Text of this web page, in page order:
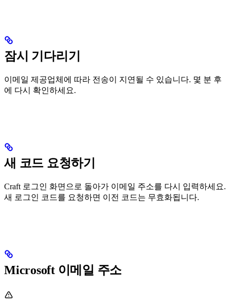
잠시 기다리기
이메일 제공업체에 따라 전송이 지연될 수 있습니다. 몇 분 후
에 다시 확인하세요.
새 코드 요청하기
Craft 로그인 화면으로 돌아가 이메일 주소를 다시 입력하세요.
새 로그인 코드를 요청하면 이전 코드는 무효화됩니다.
Microsoft 이메일 주소